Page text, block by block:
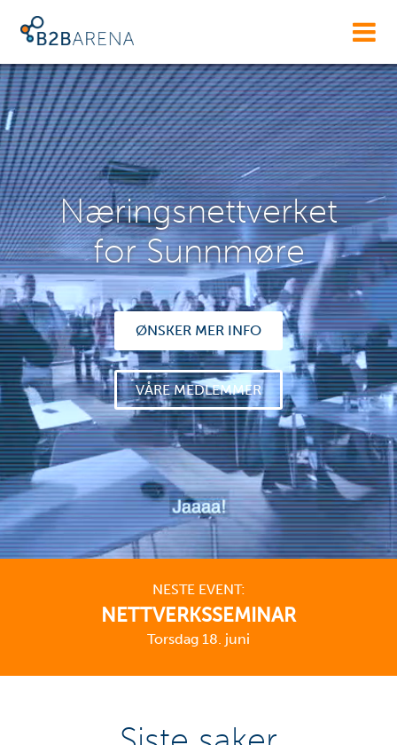
Næringsnettverket
for Sunnmøre
ØNSKER MER INFO
VÅRE MEDLEMMER
NESTE EVENT:
NETTVERKSSEMINAR
Torsdag 18. juni